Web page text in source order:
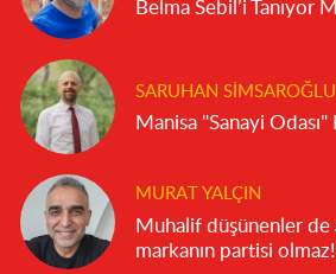
Belma Sebil’i Tanıyor
SARUHAN SIMSAROĞLU
Manisa "Sanayi
MURAT YALÇIN
Muhalif düşünenler de
markanın partisi olmaz!